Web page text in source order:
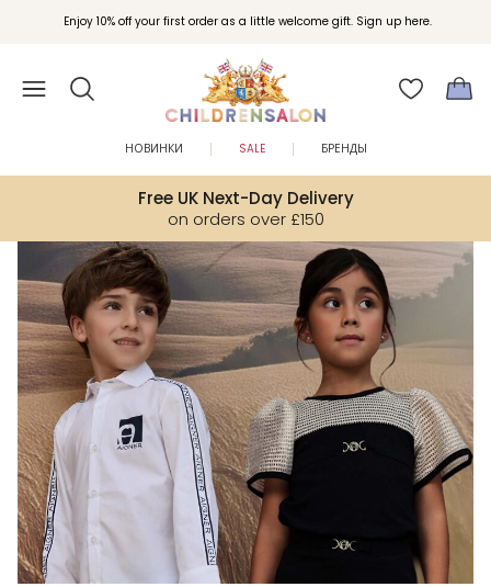
Enjoy 10% off your first order as a little welcome gift. Sign up here.
Вступайте в клуб Бонусы Childrensalon для эксклюзивных привилегий при
покупках.
Free UK Next-Day Delivery
on orders over £150
НОВИНКИ SALE БРЕНДЫ